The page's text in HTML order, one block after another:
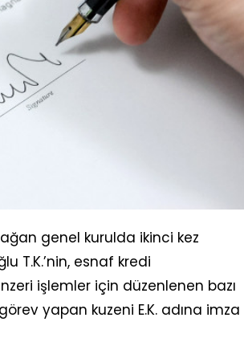
genel kurulda ikinci kez
T.K.’nin, esnaf kredi
işlemler için düzenlenen bazı
yapan kuzeni E.K. adına imza